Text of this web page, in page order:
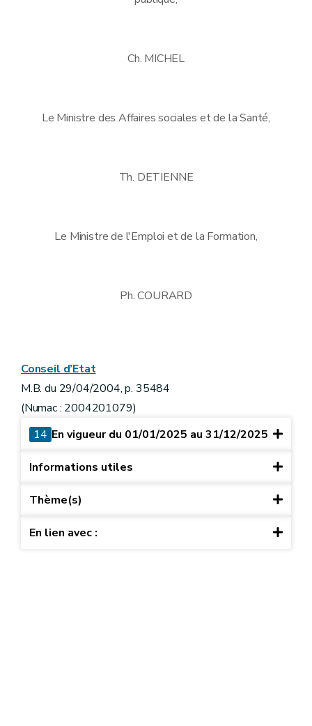
Ch. MICHEL
Le Ministre des Affaires sociales et de la Santé,
Th. DETIENNE
Le Ministre de l'Emploi et de la Formation,
Ph. COURARD
Conseil d’Etat
M.B. du 29/04/2004, p. 35484
(Numac : 2004201079)
14 En vigueur du 01/01/2025 au 31/12/2025
Informations utiles
Thème(s)
En lien avec :